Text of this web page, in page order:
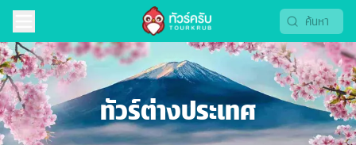
ทัวร์ต่างประเทศ